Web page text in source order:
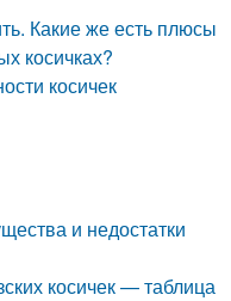
Какие же есть плюсы
косичках?
косичек
и недостатки
косичек — таблица